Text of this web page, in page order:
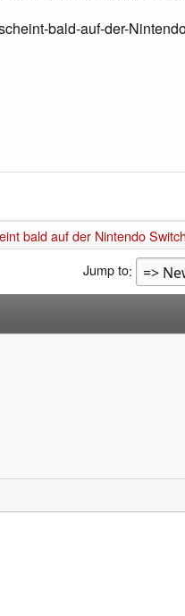
bald-auf-der-
bald auf der Nintendo Switch
Jump to